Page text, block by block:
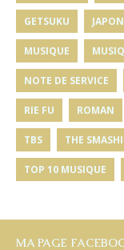
GETSUKU JAPON
MUSIQUE
NOTE DE SERVICE
RIE FU ROMAN
TBS THE
TOP 10 MUSIQUE
MA PAGE